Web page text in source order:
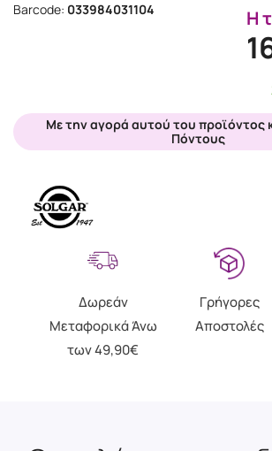
Barcode: 033984031104 Η
Με την αγορά αυτού του προϊόντος
Πόντους
Δωρεάν
Μεταφορικά Άνω
των 49,90€
Γρήγορες
Αποστολές